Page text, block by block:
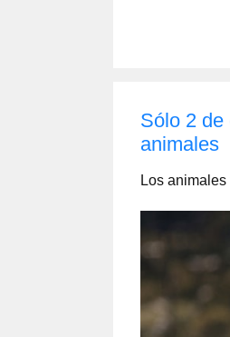
Sólo 2 de
animales
Los